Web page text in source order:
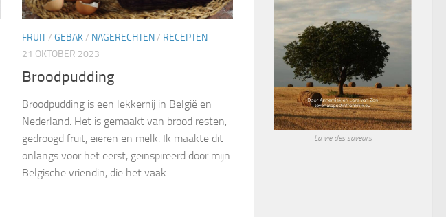
FRUIT/ GEBAK/ NAGERECHTEN/ RECEPTEN
21 OKTOBER 2023
Broodpudding
Broodpudding is een lekkernij in België en
Nederland. Het is gemaakt van brood resten,
gedroogd fruit, eieren en melk. Ik maakte dit
onlangs voor het eerst, geïnspireerd door mijn
Belgische vriendin, die het vaak...
La vie des saveurs